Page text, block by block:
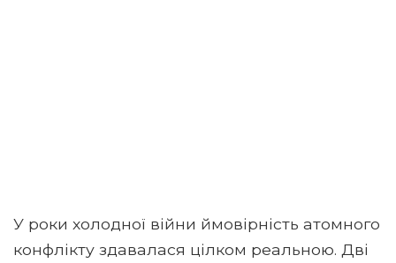
У роки холодної війни ймовірність атомного
конфлікту здавалася цілком реальною. Дві